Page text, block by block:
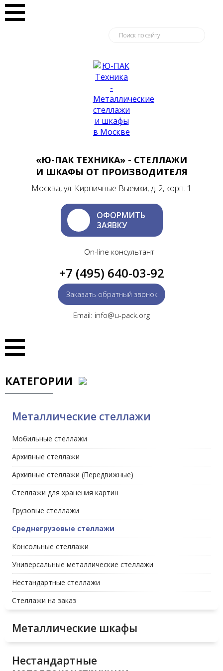
«Ю-ПАК ТЕХНИКА» - СТЕЛЛАЖИ
И ШКАФЫ ОТ ПРОИЗВОДИТЕЛЯ
Москва, ул. Кирпичные Выемки, д. 2, корп. 1
ОФОРМИТЬ
ЗАЯВКУ
On-line консультант
+7 (495) 640-03-92
Заказать обратный звонок
Email: info@u-pack.org
КАТЕГОРИИ
Металлические стеллажи
Мобильные стеллажи
Архивные стеллажи
Архивные стеллажи (Передвижные)
Стеллажи для хранения картин
Грузовые стеллажи
Среднегрузовые стеллажи
Консольные стеллажи
Универсальные металлические стеллажи
Нестандартные стеллажи
Стеллажи на заказ
Металлические шкафы
Нестандартные